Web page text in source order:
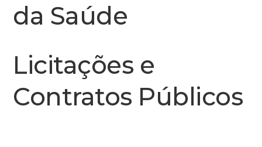
da Saúde
Licitações e
Contratos Públicos